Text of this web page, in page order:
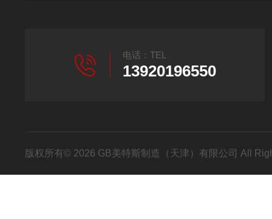
电话：TEL
13920196550
版权所有© 2026 GB美特斯制造（天津）有限公司 All